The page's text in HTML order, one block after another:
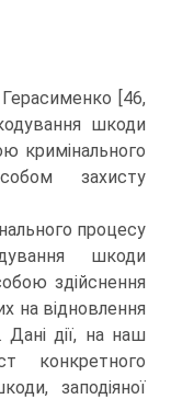
[46,
шкоди
кримінального
захисту
процесу
шкоди
здійснення
на відновлення
дії, на наш
конкретного
заподіяної